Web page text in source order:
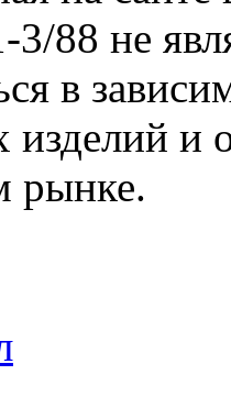
3/88 не
в
изделий и
рынке.